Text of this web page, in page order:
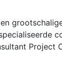
Project